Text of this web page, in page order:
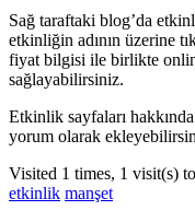
Sağ taraftaki blog’da
etkinliğin adının üzerine
fiyat bilgisi ile birlikte
sağlayabilirsiniz.
Etkinlik sayfaları
yorum olarak
Visited 1 times, 1 visit(s)
etkinlik manşet